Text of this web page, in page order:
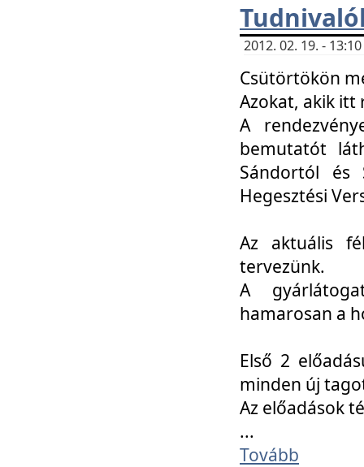
2012. 02. 19. -
Csütörtökön
Azokat, akik itt
A
bemutatót
Sándortól és
Hegesztési
Az aktuális
tervezünk.
A
hamarosan a
Első 2
minden új
Az előadások
...
Tovább